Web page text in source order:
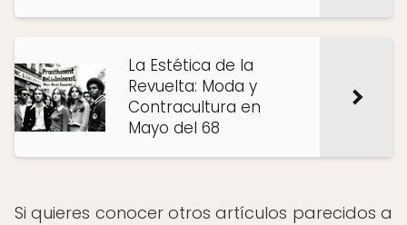
La Estética de la
Revuelta: Moda y
Contracultura en
Mayo del 68
Si quieres conocer otros artículos parecidos a